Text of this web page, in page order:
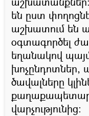
են ըստ
աշխատում են
օգտագործել
եղանակով
ծավալները
վարչությունից։